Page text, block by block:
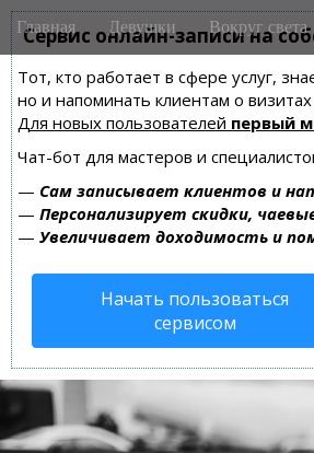
Сервис онлайн-записи на
Тот, кто работает в сфере услуг,
но и напоминать клиентам о
Для новых пользователей первый
Чат-бот для мастеров и
— Сам записывает клиентов и
— Персонализирует скидки,
— Увеличивает доходимость и
Начать пользоваться
сервисом
M
a
n
m
e
n
u
i
Главная Девушки Вокруг света